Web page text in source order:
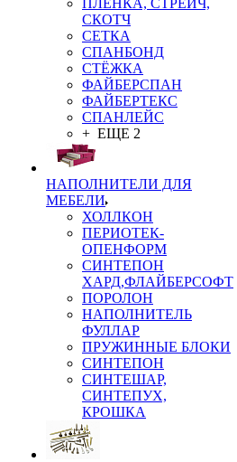
ПЛЁНКА, СТРЕЙЧ,
СКОТЧ
СЕТКА
СПАНБОНД
СТЁЖКА
ФАЙБЕРСПАН
ФАЙБЕРТЕКС
СПАНЛЕЙС
+ ЕЩЕ 2
НАПОЛНИТЕЛИ ДЛЯ
МЕБЕЛИ
ХОЛЛКОН
ПЕРИОТЕК-
ОПЕНФОРМ
СИНТЕПОН
ХАРД,ФЛАЙБЕРСОФТ
ПОРОЛОН
НАПОЛНИТЕЛЬ
ФУЛЛАР
ПРУЖИННЫЕ БЛОКИ
СИНТЕПОН
СИНТЕШАР,
СИНТЕПУХ,
КРОШКА